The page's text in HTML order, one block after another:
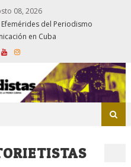
08, 2026
Efemérides del Periodismo
en Cuba